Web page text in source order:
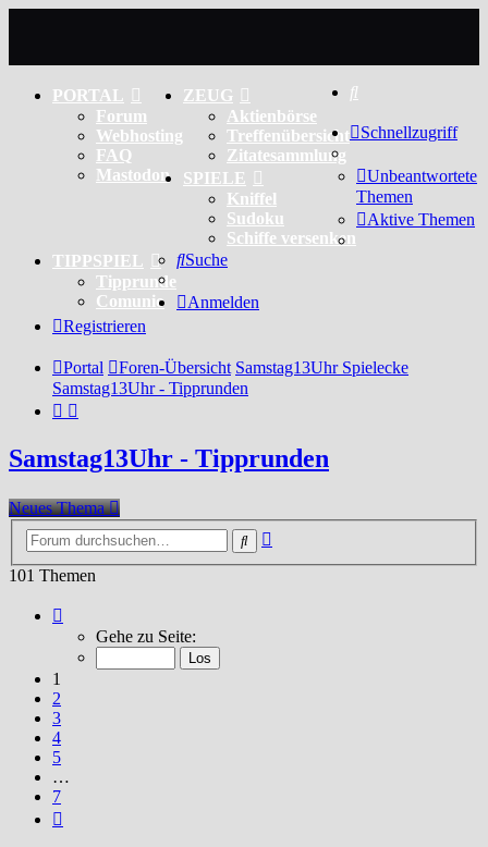
PORTAL
Forum
Webhosting
FAQ
Mastodon
ZEUG
Aktienbörse
Treffenübersicht
Zitatesammlung
SPIELE
Kniffel
Sudoku
Schiffe versenken
TIPPSPIEL
Tipprunde
Comunio
Schnellzugriff
Unbeantwortete
Themen
Aktive Themen
Suche
Anmelden
Registrieren
Portal Foren-Übersicht Samstag13Uhr Spielecke
Samstag13Uhr - Tipprunden
Samstag13Uhr - Tipprunden
Neues Thema
Suche
101 Themen
von
Gehe zu Seite:
1
2
3
4
5
…
7